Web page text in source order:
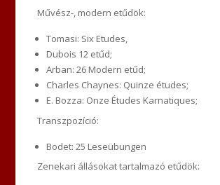
Művész-, modern etűdök:
Tomasi: Six Etudes,
Dubois 12 etűd;
Arban: 26 Modern etűd;
Charles Chaynes: Quinze études;
E. Bozza: Onze Études Karnatiques;
Transzpozíció:
Bodet: 25 Leseübungen
Zenekari állásokat tartalmazó etűdök: